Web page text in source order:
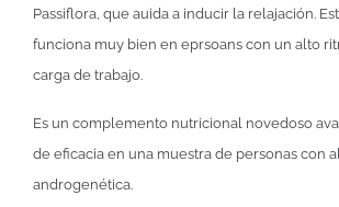
Passiflora, que auida a inducir la relajación.
funciona muy bien en eprsoans con un alto
carga de trabajo.
Es un complemento nutricional novedoso
de eficacia en una muestra de personas con
androgenética.